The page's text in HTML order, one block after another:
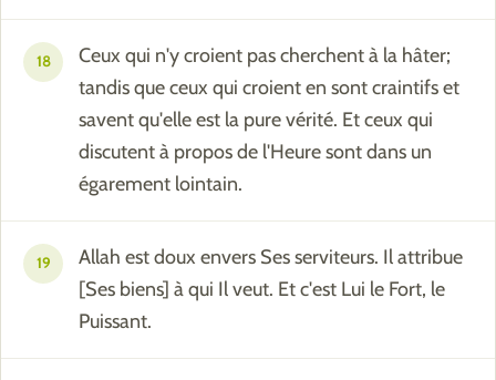
18
Ceux qui n'y croient pas cherchent à la hâter;
tandis que ceux qui croient en sont craintifs et
savent qu'elle est la pure vérité. Et ceux qui
discutent à propos de l'Heure sont dans un
égarement lointain.
19
Allah est doux envers Ses serviteurs. Il attribue
[Ses biens] à qui Il veut. Et c'est Lui le Fort, le
Puissant.